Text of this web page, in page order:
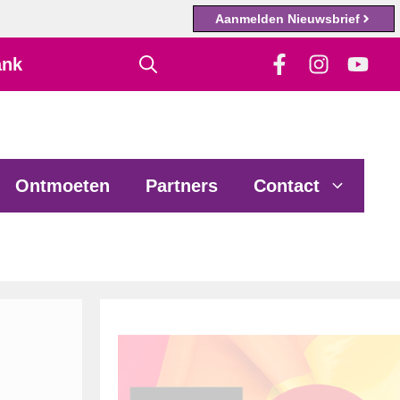
Aanmelden Nieuwsbrief
Ontmoeten Partners Contact